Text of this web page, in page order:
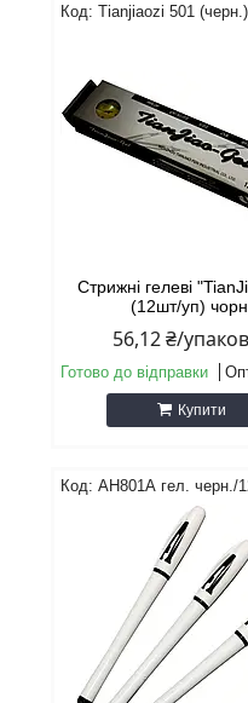
Tianjiaozi 501 (черн.)
Стрижні гелеві
(12шт/уп)
56,12 ₴/
Готово до відправки
Купити
АН801А гел. черн./